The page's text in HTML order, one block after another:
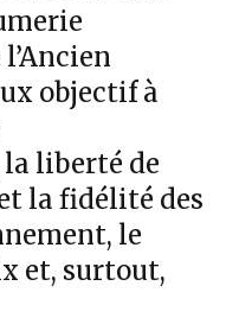
objectif à
la liberté de
la fidélité des
le
et, surtout,